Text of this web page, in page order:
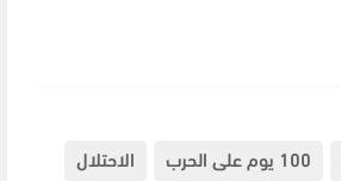
100 يوم على الحرب
الاحتلال